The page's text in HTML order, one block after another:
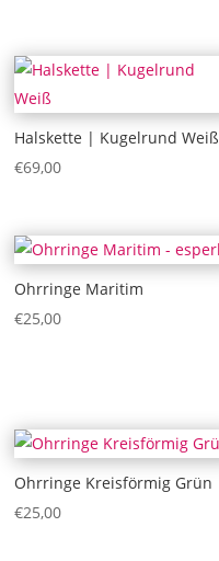
Halskette | Kugelrund Weiß
€69,00
Ohrringe Maritim
€25,00
Ohrringe Kreisförmig Grün
€25,00